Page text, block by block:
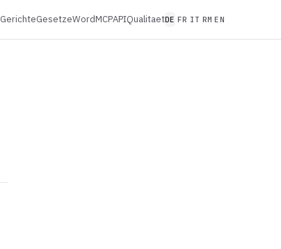
GerichteGesetzeWordMCPAPIQualitaetDE FR IT RM EN